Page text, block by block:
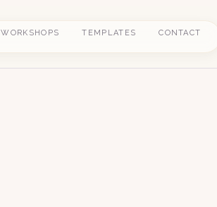
WORKSHOPS TEMPLATES CONTACT